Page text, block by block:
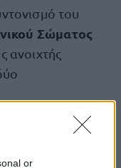
or
του
Σώματος
ανοιχτής